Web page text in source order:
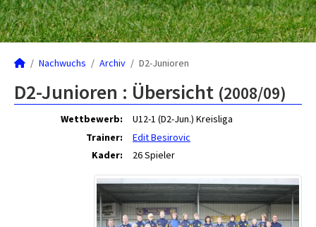
Nachwuchs Archiv D2-Junioren
D2-Junioren : Übersicht (2008/09)
Wettbewerb:
U12-1 (D2-Jun.) Kreisliga
Trainer:
Edit Besirovic
Kader:
26 Spieler